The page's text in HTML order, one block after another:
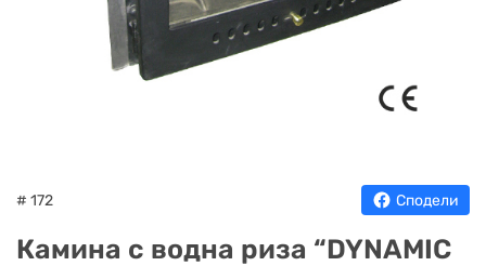
# 172 Сподели
Камина с водна риза “DYNAMIC